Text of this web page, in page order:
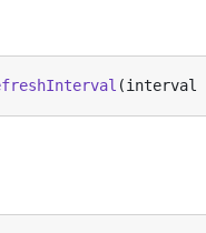
(interval